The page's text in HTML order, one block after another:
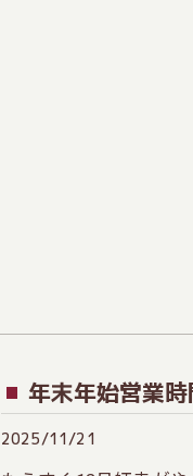
年末年始営業
2025/11/21